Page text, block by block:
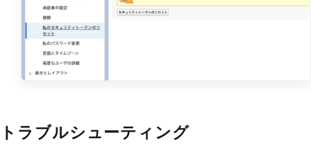
トラブルシューティング